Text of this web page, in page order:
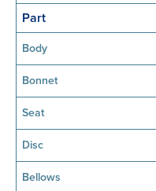
Part
Body
Bonnet
Seat
Disc
Bellows